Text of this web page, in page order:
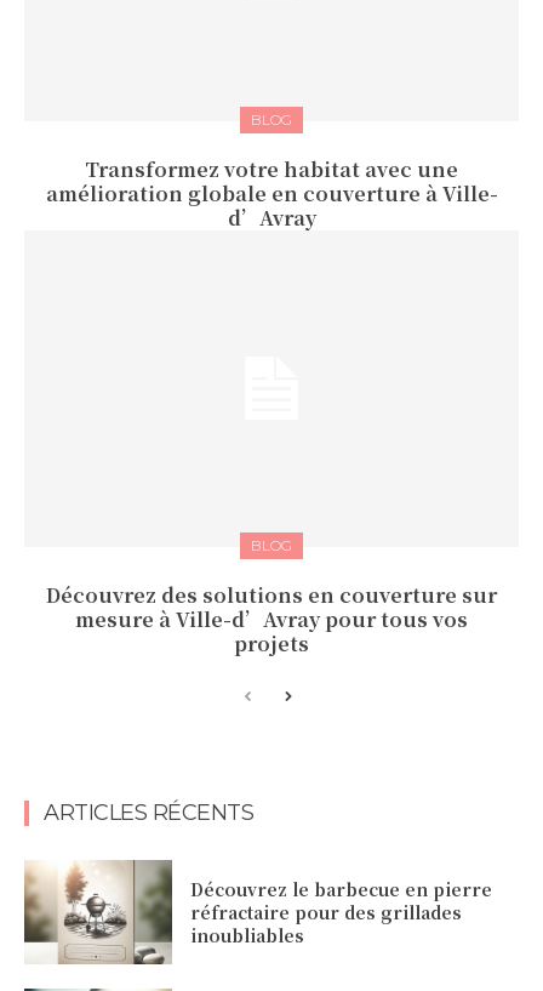
BLOG
Transformez votre habitat avec une
amélioration globale en couverture à Ville-
d’Avray
BLOG
Découvrez des solutions en couverture sur
mesure à Ville-d’Avray pour tous vos
projets
ARTICLES RÉCENTS
Découvrez le barbecue en pierre
réfractaire pour des grillades
inoubliables